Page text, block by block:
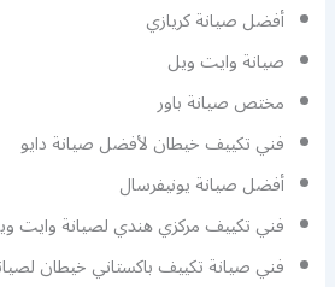
أفضل صيانة كريازي
صيانة وايت ويل
مختص صيانة باور
فني تكييف خيطان لأفضل صيانة دايو
أفضل صيانة يونيفرسال
فني تكييف مركزي هندي لصيانة وايت
فني صيانة تكييف باكستاني خيطان